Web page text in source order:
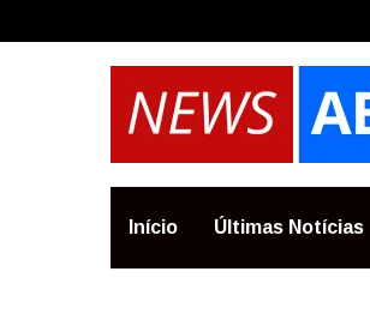
Início Últimas Notícias